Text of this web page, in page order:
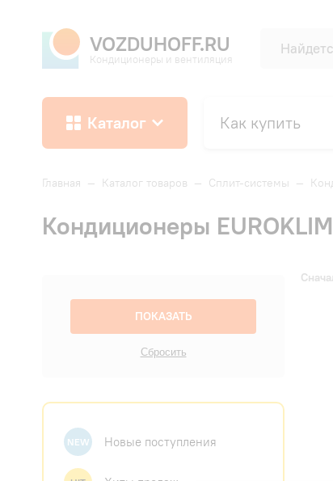
VOZDUHOFF.RU
Кондиционеры и вентиляция
Каталог Как купить
Главная — Каталог товаров — Сплит-системы —
Кондиционеры
NEW Новые поступления